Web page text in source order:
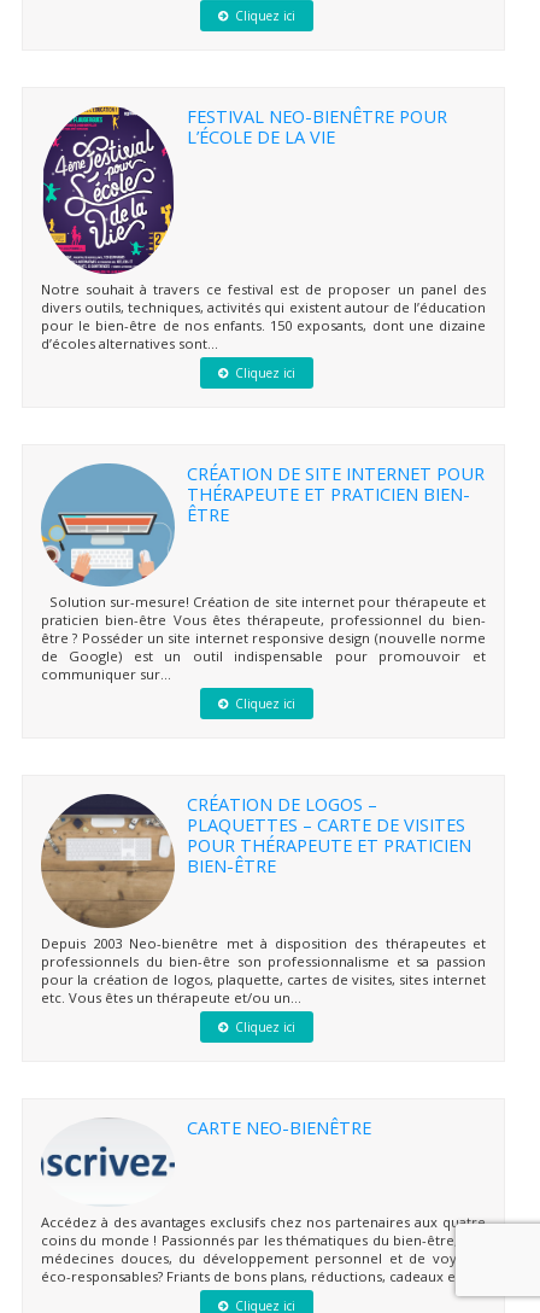
Cliquez ici
FESTIVAL NEO-BIENÊTRE POUR
L’ÉCOLE DE LA VIE
Notre souhait à travers ce festival est de proposer un panel des
divers outils, techniques, activités qui existent autour de l’éducation
pour le bien-être de nos enfants. 150 exposants, dont une dizaine
d’écoles alternatives sont...
Cliquez ici
CRÉATION DE SITE INTERNET POUR
THÉRAPEUTE ET PRATICIEN BIEN-
ÊTRE
Solution sur-mesure! Création de site internet pour thérapeute et
praticien bien-être Vous êtes thérapeute, professionnel du bien-
être ? Posséder un site internet responsive design (nouvelle norme
de Google) est un outil indispensable pour promouvoir et
communiquer sur...
Cliquez ici
CRÉATION DE LOGOS –
PLAQUETTES – CARTE DE VISITES
POUR THÉRAPEUTE ET PRATICIEN
BIEN-ÊTRE
Depuis 2003 Neo-bienêtre met à disposition des thérapeutes et
professionnels du bien-être son professionnalisme et sa passion
pour la création de logos, plaquette, cartes de visites, sites internet
etc. Vous êtes un thérapeute et/ou un...
Cliquez ici
CARTE NEO-BIENÊTRE
Accédez à des avantages exclusifs chez nos partenaires aux quatre
coins du monde ! Passionnés par les thématiques du bien-être, des
médecines douces, du développement personnel et de voyages
éco-responsables? Friants de bons plans, réductions, cadeaux et...
Cliquez ici